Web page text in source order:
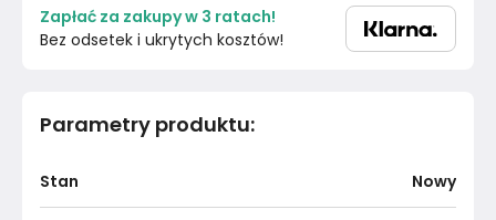
Parametry produktu:
Stan Nowy
Zapłać za zakupy w 3 ratach!
Bez odsetek i ukrytych kosztów!